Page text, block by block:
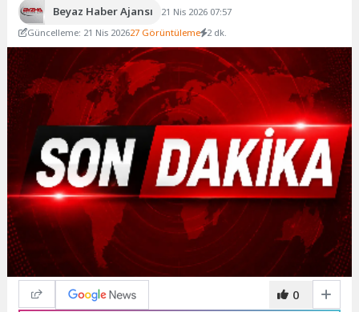
Beyaz Haber Ajansı
21 Nis 2026 07:57
Güncelleme: 21 Nis 202627 Görüntüleme 2 dk.
0